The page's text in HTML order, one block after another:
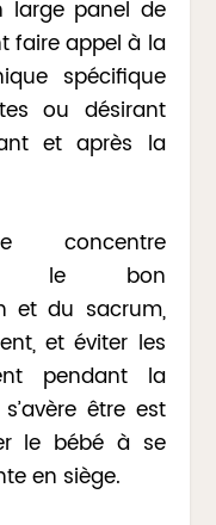
large panel de
faire appel à la
spécifique
ou désirant
et après la
concentre
le bon
et du sacrum,
et éviter les
pendant la
être est
le bébé à se
en siège.